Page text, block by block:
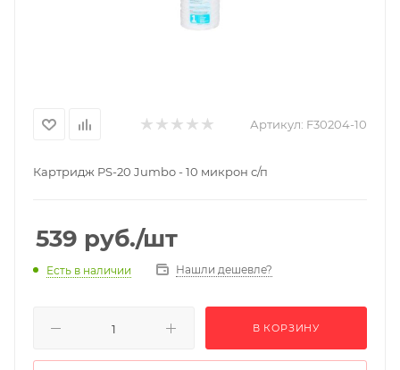
Артикул: F30204-10
Картридж PS-20 Jumbo - 10 микрон с/п
539 руб./шт
Есть в наличии Нашли дешевле?
В КОРЗИНУ